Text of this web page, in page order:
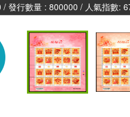
/ 發行數量 : 800000 / 人氣指數: